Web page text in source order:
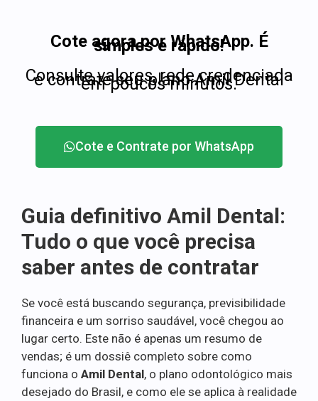
Cote agora por WhatsApp. É
simples e rápido!
Consulte valores, rede credenciada
e contrate seu plano Amil Dental
em poucos minutos.
Cote e Contrate por WhatsApp
Guia definitivo Amil Dental:
Tudo o que você precisa
saber antes de contratar
Se você está buscando segurança, previsibilidade
financeira e um sorriso saudável, você chegou ao
lugar certo. Este não é apenas um resumo de
vendas; é um dossiê completo sobre como
funciona o Amil Dental, o plano odontológico mais
desejado do Brasil, e como ele se aplica à realidade